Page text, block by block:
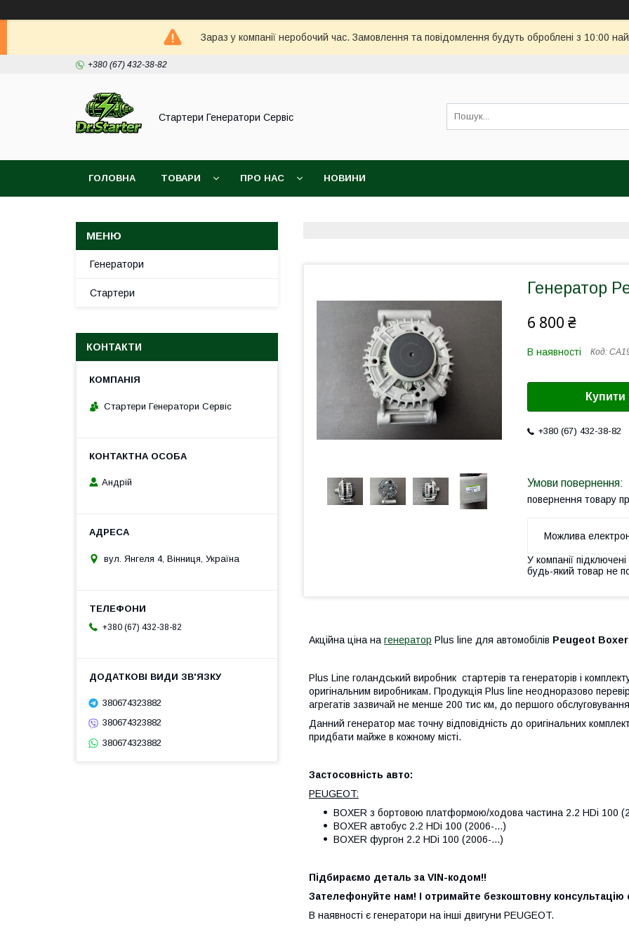
Зараз у компанії неробочий час. Замовлення та повідомлення будуть оброблені з 10:00
+380 (67) 432-38-82
Стартери Генератори Сервіс
ГОЛОВНА ТОВАРИ ПРО НАС НОВИНИ
Генератор
6 800 ₴
В наявності Код:
Купити
+380 (67) 432-38-82
повернення товару
У компанії
будь-який товар не
Акційна ціна на генератор Plus line для автомобілів Peugeot Boxer
Plus Line голандський виробник стартерів та генераторів і
оригінальним виробникам. Продукція Plus line неодноразово
агрегатів зазвичай не менше 200 тис км, до першого
Данний генератор має точну відповідність до оригінальних
придбати майже в кожному місті.
Застосовність авто:
PEUGEOT:
BOXER з бортовою платформою/ходова частина 2.2 HDi 100
BOXER автобус 2.2 HDi 100 (2006-...)
BOXER фургон 2.2 HDi 100 (2006-...)
Підбираємо деталь за VIN-кодом!!
Зателефонуйте нам! І отримайте безкоштовну консультацію
В наявності є генератори на інші двигуни PEUGEOT.
Генератори
Стартери
КОНТАКТИ
Стартери Генератори Сервіс
Андрій
вул. Янгеля 4, Вінниця, Україна
+380 (67) 432-38-82
380674323882
380674323882
380674323882